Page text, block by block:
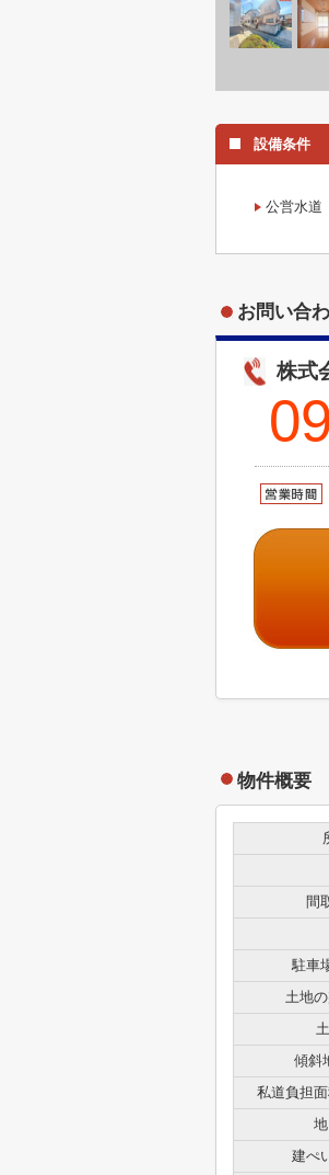
設備条件
公営水道
お問い合
株式
物件概要
間
駐車
土地
傾斜
私道負担
建ぺ